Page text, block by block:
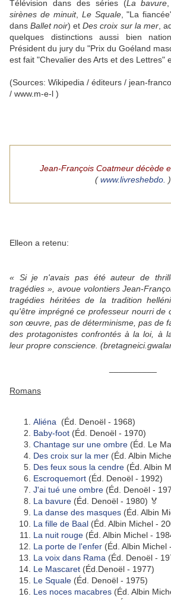
Télévision dans des séries (La bavure
sirènes de minuit, Le Squale, "La
dansBallet noir) etDes croix sur la mer,
quelques distinctions aussi bien
Président du jury du "Prix du Goéland
est fait "Chevalier des Arts et des Lettres"
(Sources: Wikipedia / éditeurs / jean-
/ www.m-e-l )
Jean-François Coatmeur décède
(www.livreshebdo. )
Elleon a retenu:
« Si je n'avais pas été auteur de
tragédies », avoue volontiers Jean-
tragédies héritées de la tradition
qu'être imprégné ce professeur nourri de
son œuvre, pas de déterminisme, pas de
des protagonistes confrontés à la loi, à
leur propre conscience. (
Romans
Aliéna (Éd. Denoël - 1968)
Baby-foot (Éd. Denoël - 1970)
Chantage sur une ombre (Éd. Le
Des croix sur la mer (Éd. Albin
Des feux sous la cendre (Éd. Albin
Escroquemort (Éd. Denoël - 1992)
J'ai tué une ombre (Éd. Denoël -
La bavure (Éd. Denoël - 1980) 🏅
La danse des masques (Éd. Albin
La fille de Baal (Éd. Albin Michel -
La nuit rouge (Éd. Albin Michel -
La porte de l'enfer (Éd. Albin Michel
La voix dans Rama (Éd. Denoël -
Le Mascaret (Éd.Denoël - 1977)
Le Squale (Éd. Denoël - 1975)
Les noces macabres (Éd. Albin